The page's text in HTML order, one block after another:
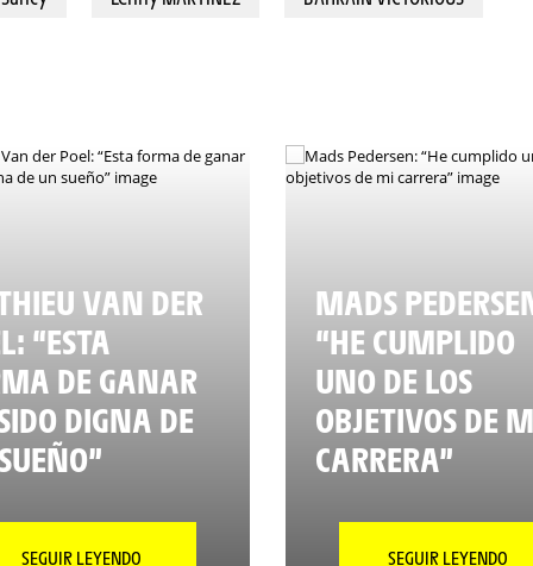
VAN DER
“ESTA
DE GANAR
DIGNA DE
SEGUIR LEYENDO
MADS
“HE CUMPLIDO
UNO DE LOS
OBJETIVOS DE
CARRERA”
SEGUIR LEYENDO